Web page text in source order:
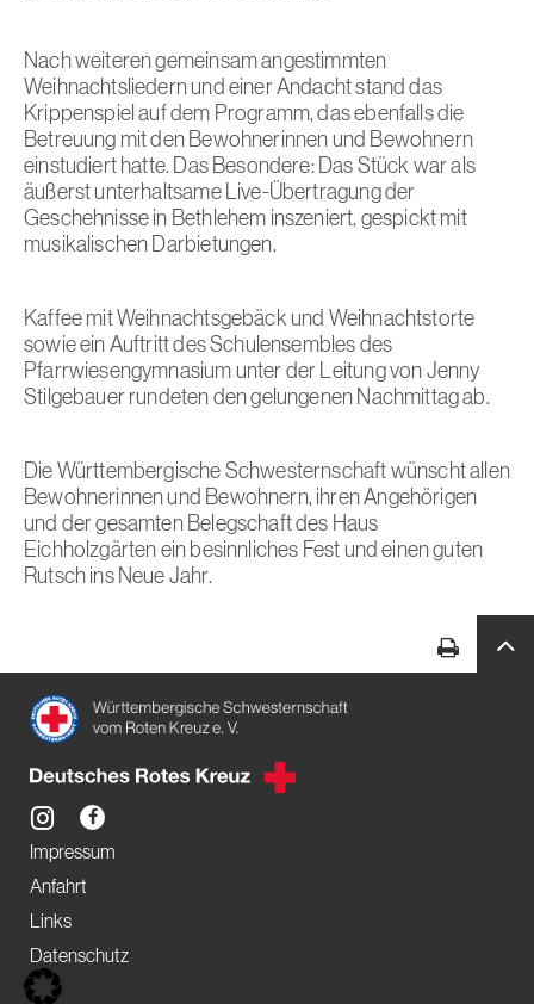
Nach weiteren gemeinsam angestimmten
Weihnachtsliedern und einer Andacht stand das
Krippenspiel auf dem Programm, das ebenfalls die
Betreuung mit den Bewohnerinnen und Bewohnern
einstudiert hatte. Das Besondere: Das Stück war als
äußerst unterhaltsame Live-Übertragung der
Geschehnisse in Bethlehem inszeniert, gespickt mit
musikalischen Darbietungen.
Kaffee mit Weihnachtsgebäck und Weihnachtstorte
sowie ein Auftritt des Schulensembles des
Pfarrwiesengymnasium unter der Leitung von Jenny
Stilgebauer rundeten den gelungenen Nachmittag ab.
Die Württembergische Schwesternschaft wünscht allen
Bewohnerinnen und Bewohnern, ihren Angehörigen
und der gesamten Belegschaft des Haus
Eichholzgärten ein besinnliches Fest und einen guten
Rutsch ins Neue Jahr.
Impressum
Anfahrt
Links
Datenschutz